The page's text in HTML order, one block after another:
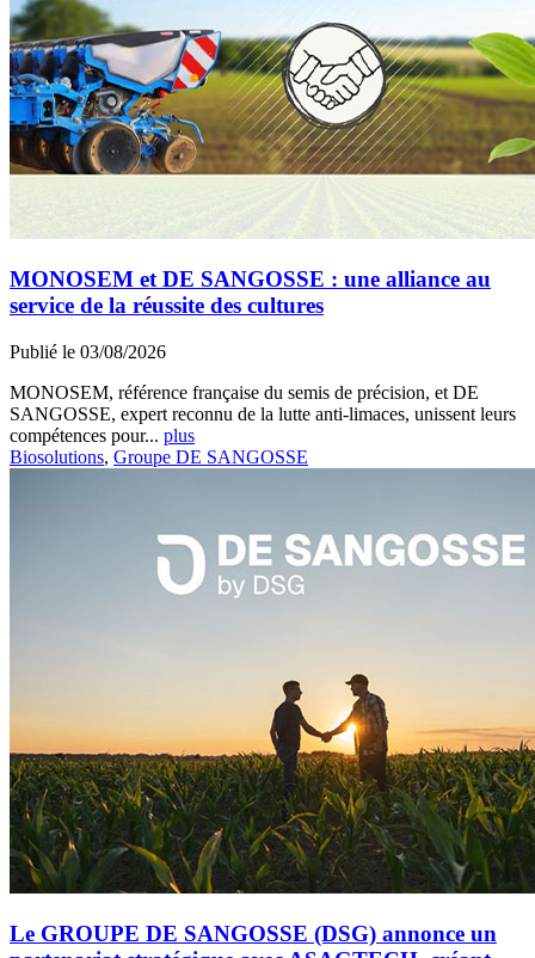
MONOSEM et DE SANGOSSE : une alliance au
service de la réussite des cultures
Publié le 03/08/2026
MONOSEM, référence française du semis de précision, et DE
SANGOSSE, expert reconnu de la lutte anti-limaces, unissent leurs
compétences pour... plus
Biosolutions, Groupe DE SANGOSSE
Le GROUPE DE SANGOSSE (DSG) annonce un